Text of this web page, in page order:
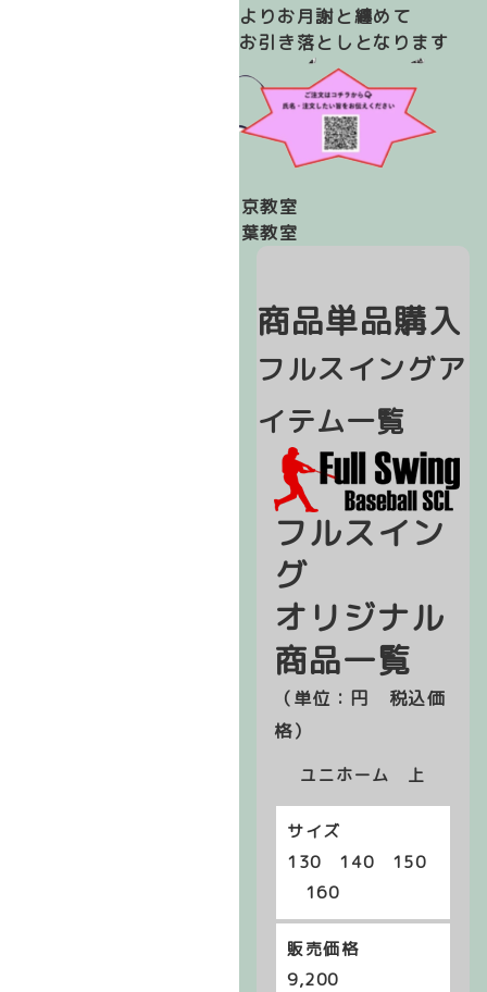
よりお月謝と纏めて
お引き落としとなります
東京教室
千葉教室
商品単品購入
フルスイングア
イテム一覧
フルスイン
グ
オリジナル
商品一覧
（単位：円 税込価
格）
ユニホーム 上
130 140 150
160
9,200